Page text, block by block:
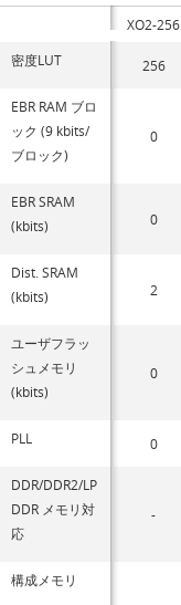
XO2-256
密度LUT
256
EBR RAM ブロ
ック (9 kbits/
ブロック)
0
EBR SRAM
(kbits)
0
Dist. SRAM
(kbits)
2
ユーザフラッ
シュメモリ
(kbits)
0
PLL 0
DDR/DDR2/LP
DDR メモリ対
応
-
構成メモリ